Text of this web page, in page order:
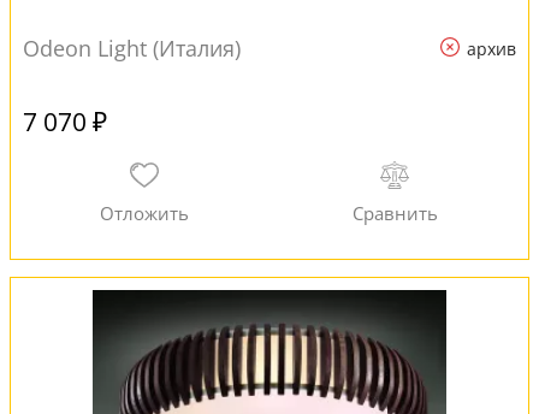
Odeon Light (Италия) архив
7 070 ₽